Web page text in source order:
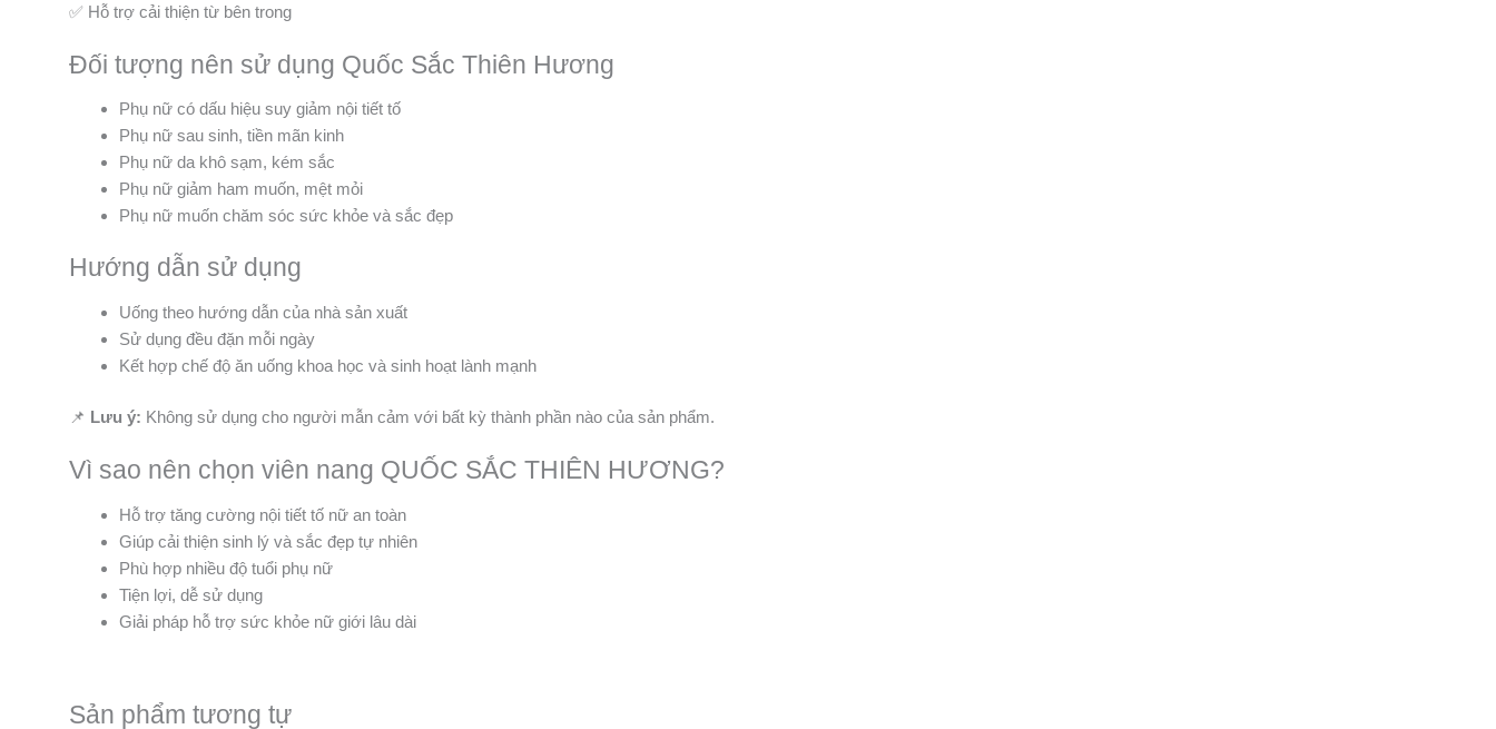
✅ Hỗ trợ cải thiện từ bên trong
Đối tượng nên sử dụng Quốc Sắc Thiên Hương
Phụ nữ có dấu hiệu suy giảm nội tiết tố
Phụ nữ sau sinh, tiền mãn kinh
Phụ nữ da khô sạm, kém sắc
Phụ nữ giảm ham muốn, mệt mỏi
Phụ nữ muốn chăm sóc sức khỏe và sắc đẹp
Hướng dẫn sử dụng
Uống theo hướng dẫn của nhà sản xuất
Sử dụng đều đặn mỗi ngày
Kết hợp chế độ ăn uống khoa học và sinh hoạt lành mạnh
📌 Lưu ý: Không sử dụng cho người mẫn cảm với bất kỳ thành phần nào của sản phẩm.
Vì sao nên chọn viên nang QUỐC SẮC THIÊN HƯƠNG?
Hỗ trợ tăng cường nội tiết tố nữ an toàn
Giúp cải thiện sinh lý và sắc đẹp tự nhiên
Phù hợp nhiều độ tuổi phụ nữ
Tiện lợi, dễ sử dụng
Giải pháp hỗ trợ sức khỏe nữ giới lâu dài
Sản phẩm tương tự